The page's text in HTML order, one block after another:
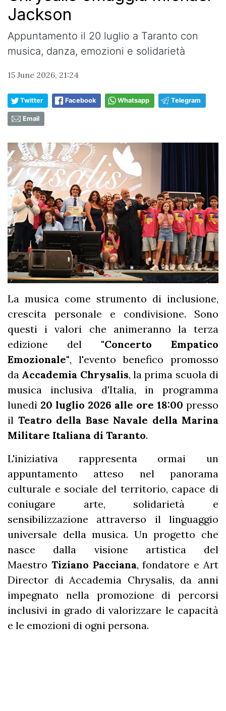
Jackson
Appuntamento il 20 luglio a Taranto con
musica, danza, emozioni e solidarietà
15 June 2026, 21:24
Twitter Facebook Whatsapp Telegram
Email
La musica come strumento di inclusione,
crescita personale e condivisione. Sono
questi i valori che animeranno la terza
edizione del "Concerto Empatico
Emozionale", l'evento benefico promosso
da Accademia Chrysalis, la prima scuola di
musica inclusiva d'Italia, in programma
lunedì 20 luglio 2026 alle ore 18:00 presso
il Teatro della Base Navale della Marina
Militare Italiana di Taranto.
L'iniziativa rappresenta ormai un
appuntamento atteso nel panorama
culturale e sociale del territorio, capace di
coniugare arte, solidarietà e
sensibilizzazione attraverso il linguaggio
universale della musica. Un progetto che
nasce dalla visione artistica del
Maestro Tiziano Pacciana, fondatore e Art
Director di Accademia Chrysalis, da anni
impegnato nella promozione di percorsi
inclusivi in grado di valorizzare le capacità
e le emozioni di ogni persona.